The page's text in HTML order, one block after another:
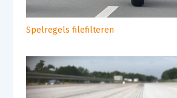
Spelregels filefilteren